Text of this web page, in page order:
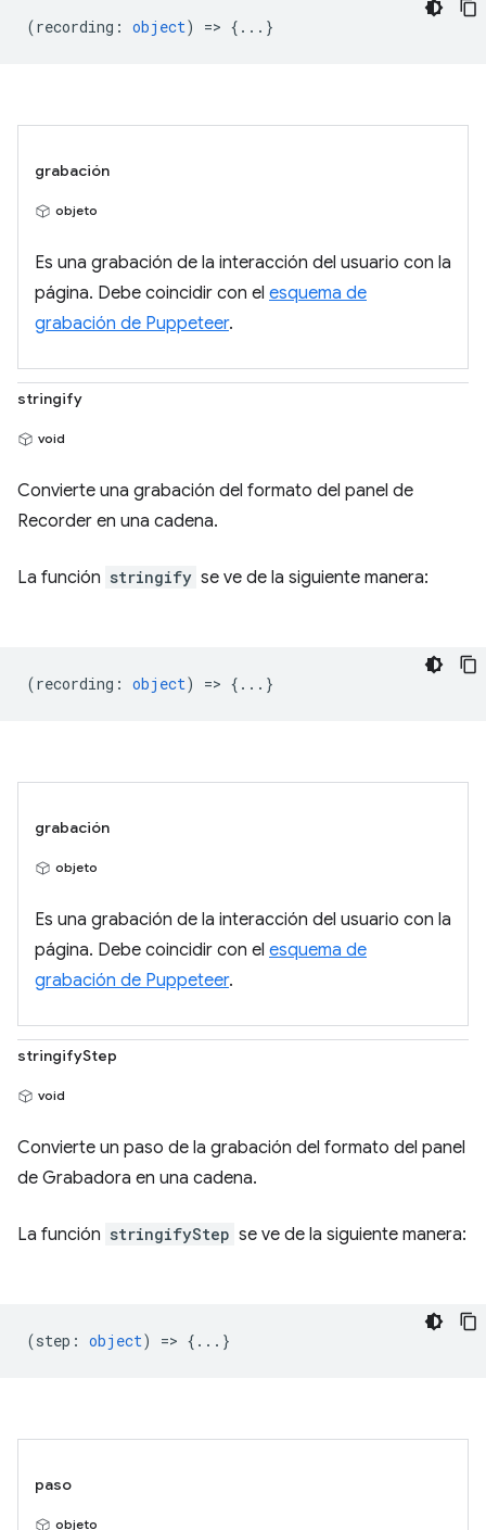
(recording : object) => {...}
grabación
objeto
Es una grabación de la interacción del usuario con la
página. Debe coincidir con el esquema de
grabación de Puppeteer.
stringify
void
Convierte una grabación del formato del panel de
Recorder en una cadena.
La función stringify se ve de la siguiente manera:
(recording : object) => {...}
grabación
objeto
Es una grabación de la interacción del usuario con la
página. Debe coincidir con el esquema de
grabación de Puppeteer.
stringifyStep
void
Convierte un paso de la grabación del formato del panel
de Grabadora en una cadena.
La función stringifyStep se ve de la siguiente manera:
(step : object) => {...}
paso
objeto